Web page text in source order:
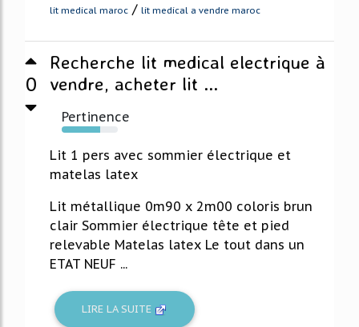
lit medical maroc / lit medical a vendre maroc
0
Recherche lit medical electrique à
vendre, acheter lit ...
Pertinence
69%
Lit 1 pers avec sommier électrique et
matelas latex
Lit métallique 0m90 x 2m00 coloris brun
clair Sommier électrique tête et pied
relevable Matelas latex Le tout dans un
ETAT NEUF ...
LIRE LA SUITE